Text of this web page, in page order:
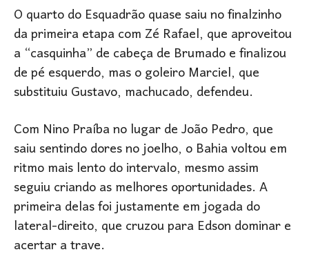
O quarto do Esquadrão quase saiu no finalzinho
da primeira etapa com Zé Rafael, que aproveitou
a “casquinha” de cabeça de Brumado e finalizou
de pé esquerdo, mas o goleiro Marciel, que
substituiu Gustavo, machucado, defendeu.
Com Nino Praíba no lugar de João Pedro, que
saiu sentindo dores no joelho, o Bahia voltou em
ritmo mais lento do intervalo, mesmo assim
seguiu criando as melhores oportunidades. A
primeira delas foi justamente em jogada do
lateral-direito, que cruzou para Edson dominar e
acertar a trave.